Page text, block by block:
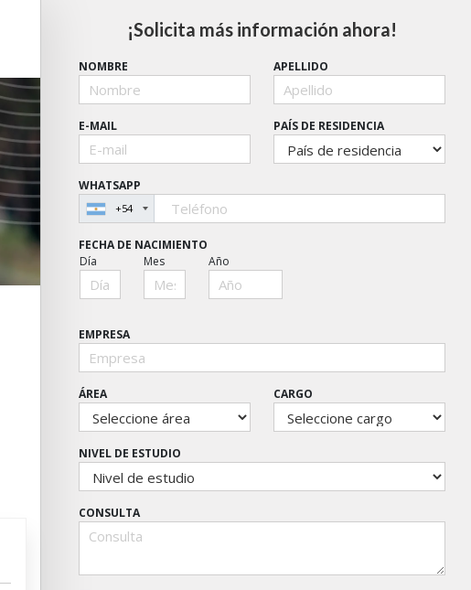
¡Solicita más información ahora!
NOMBRE APELLIDO
E-MAIL PAÍS DE RESIDENCIA
WHATSAPP
+54
FECHA DE NACIMIENTO
Día
Mes Año
EMPRESA
ÁREA CARGO
NIVEL DE ESTUDIO
CONSULTA